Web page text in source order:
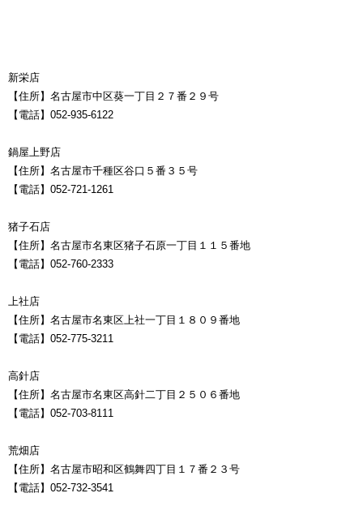
新栄店
【住所】名古屋市中区葵一丁目２７番２９号
【電話】052-935-6122
鍋屋上野店
【住所】名古屋市千種区谷口５番３５号
【電話】052-721-1261
猪子石店
【住所】名古屋市名東区猪子石原一丁目１１５番地
【電話】052-760-2333
上社店
【住所】名古屋市名東区上社一丁目１８０９番地
【電話】052-775-3211
高針店
【住所】名古屋市名東区高針二丁目２５０６番地
【電話】052-703-8111
荒畑店
【住所】名古屋市昭和区鶴舞四丁目１７番２３号
【電話】052-732-3541